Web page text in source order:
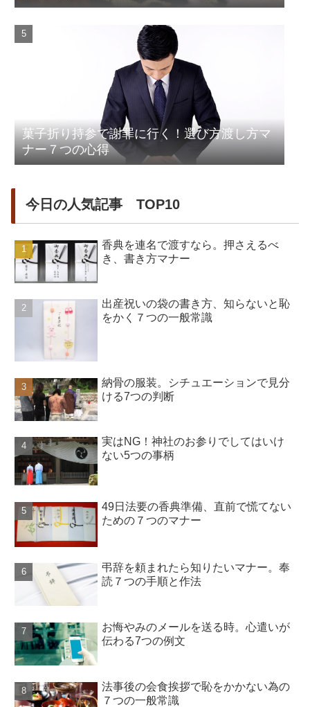
菓子折り持参で謝罪に行く！選び方渡し方マ
ナー７つの心得
今日の人気記事 TOP10
香典を連名で渡すなら。押さえるべ
き、書き方マナー
出産祝いの袋の書き方、知らないと恥
をかく７つの一般常識
納骨の服装。シチュエーションで見分
ける7つの判断
実はNG！神社のお参りでしてはいけ
ない5つの事柄
49日法要の香典準備、直前で慌てない
ための７つのマナー
弔辞を頼まれたら知りたいマナー。奉
読７つの手順と作法
お悔やみのメールを送る時。心遣いが
伝わる7つの例文
法事後の会食挨拶で恥をかかない為の
７つの一般常識